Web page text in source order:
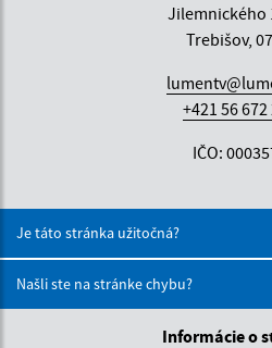
Jilemnického
Trebišov,
+421 56 672
IČO:
Je táto stránka užitočná?
Našli ste na stránke chybu?
Informácie o